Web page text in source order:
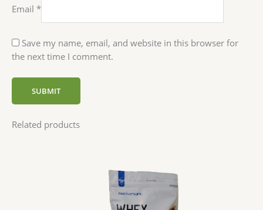
Email *
Save my name, email, and website in this browser for
the next time I comment.
Related products